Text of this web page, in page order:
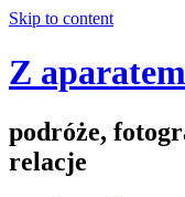
Skip to content
Z
podróże,
relacje